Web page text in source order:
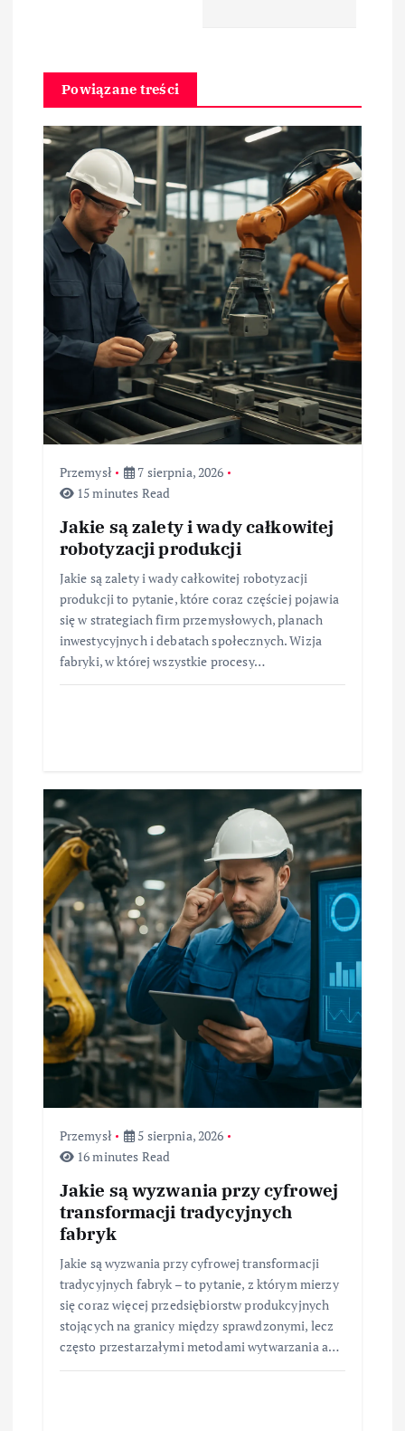
a
w
p
s
u
Powiązane treści
Przemysł
7 sierpnia, 2026
15 minutes Read
Jakie są zalety i wady całkowitej
robotyzacji produkcji
Jakie są zalety i wady całkowitej robotyzacji
produkcji to pytanie, które coraz częściej pojawia
się w strategiach firm przemysłowych, planach
inwestycyjnych i debatach społecznych. Wizja
fabryki, w której wszystkie procesy…
Przemysł
5 sierpnia, 2026
16 minutes Read
Jakie są wyzwania przy cyfrowej
transformacji tradycyjnych
fabryk
Jakie są wyzwania przy cyfrowej transformacji
tradycyjnych fabryk – to pytanie, z którym mierzy
się coraz więcej przedsiębiorstw produkcyjnych
stojących na granicy między sprawdzonymi, lecz
często przestarzałymi metodami wytwarzania a…